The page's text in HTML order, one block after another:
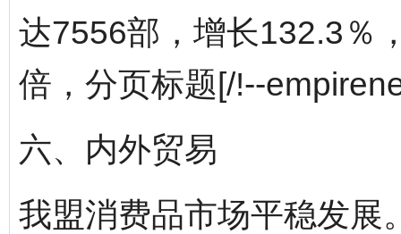
达7556部，增长132.3％
倍，分页标题[/!--
六、内外贸易
我盟消费品市场平稳发展